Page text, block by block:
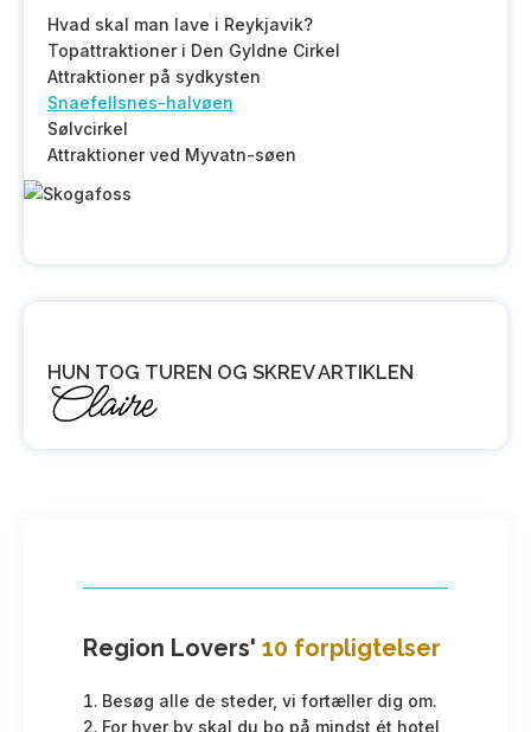
Hvad skal man lave i Reykjavik?
Topattraktioner i Den Gyldne Cirkel
Attraktioner på sydkysten
Snaefellsnes-halvøen
Sølvcirkel
Attraktioner ved Myvatn-søen
HUN TOG TUREN OG SKREV ARTIKLEN
Claire
Region Lovers' 10 forpligtelser
Besøg alle de steder, vi fortæller dig om.
For hver by skal du bo på mindst ét hotel